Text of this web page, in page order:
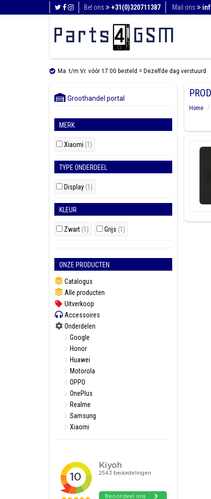
Bel ons +31(0)320711387 Mail ons
Ma. t/m Vr. vóór 17:00 besteld = Dezelfde dag verstuurd
Groothandel portal
MERK
Xiaomi (1)
TYPE ONDERDEEL
Display (1)
KLEUR
Zwart (1) Grijs (1)
ONZE PRODUCTEN
Catalogus
Alle producten
Uitverkoop
Accessoires
Onderdelen
Google
Honor
Huawei
Motorola
OPPO
OnePlus
Realme
Samsung
Xiaomi
Home